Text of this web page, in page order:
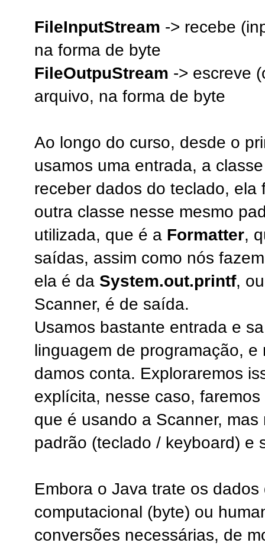
FileInputStream -> recebe
na forma de byte
FileOutpuStream -> escreve
arquivo, na forma de byte
Ao longo do curso, desde o
usamos uma entrada, a
receber dados do teclado, ela
outra classe nesse mesmo
utilizada, que é a Formatter,
saídas, assim como nós
ela é da System.out.printf,
Scanner, é de saída.
Usamos bastante entrada e
linguagem de programação,
damos conta. Exploraremos
explícita, nesse caso,
que é usando a Scanner,
padrão (teclado / keyboard) e
Embora o Java trate os
computacional (byte) ou
conversões necessárias, de